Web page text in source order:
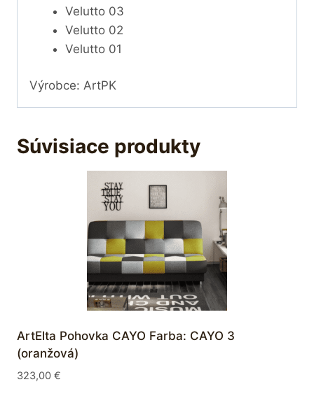
Velutto 03
Velutto 02
Velutto 01
Výrobce: ArtPK
Súvisiace produkty
ArtElta Pohovka CAYO Farba: CAYO 3
(oranžová)
323,00 €